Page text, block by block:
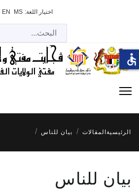
اختيار اللغة: MS
EN
الرئيسية المقالات بيان للناس
بيان للناس
accessible